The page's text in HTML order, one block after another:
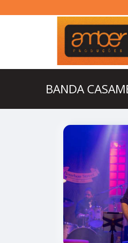
BANDA